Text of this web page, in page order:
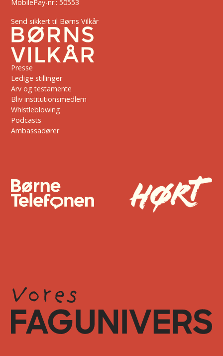
MobilePay-nr.: 50553
Send sikkert til Børns Vilkår
Presse
Ledige stillinger
Arv og testamente
Bliv institutionsmedlem
Whistleblowing
Podcasts
Ambassadører